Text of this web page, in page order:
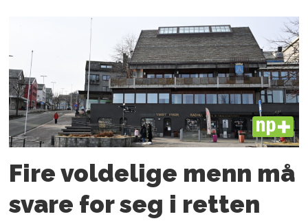
PLUS
Fire voldelige menn må
svare for seg i retten